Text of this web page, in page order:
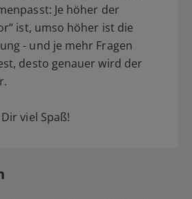
Je höher der
ist, umso höher ist die
- und je mehr Fragen
desto genauer wird der
viel Spaß!